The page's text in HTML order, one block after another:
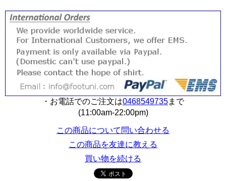
・お電話でのご注文は0468549735まで
(11:00am-22:00pm)
この商品について問い合わせる
この商品を友達に教える
買い物を続ける